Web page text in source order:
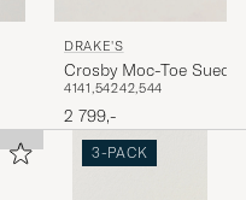
DRAKE'S
Crosby Moc-Toe Suede
Boots Dark Brown
4141,54242,544
2 799,-
3-PACK